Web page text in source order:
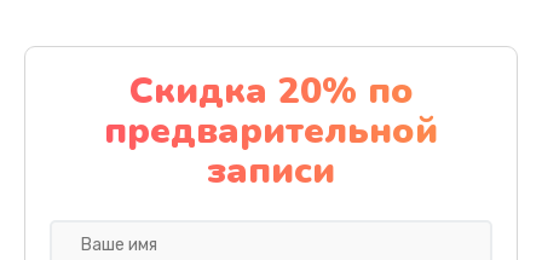
Заказать
Замена стекла
1100 руб.
Заказать
Скидка 20% по
предварительной
записи